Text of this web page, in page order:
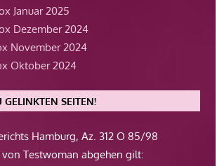
Januar 2025
Dezember 2024
November 2024
Oktober 2024
GELINKTEN SEITEN!
Hamburg, Az. 312 O 85/98
von Testwoman abgehen gilt: